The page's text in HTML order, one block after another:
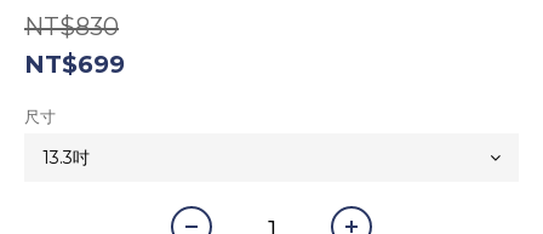
NT$830
NT$699
尺寸